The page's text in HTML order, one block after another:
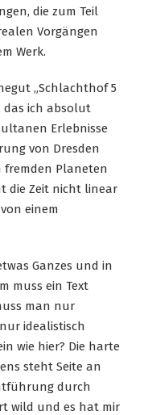
die zum Teil
Vorgängen
Werk.
„Schlachthof 5
das ich absolut
Erlebnisse
von Dresden
Planeten
die Zeit nicht linear
einem
Ganzes und in
muss ein Text
man nur
idealistisch
wie hier? Die harte
steht Seite an
durch
wild und es hat mir